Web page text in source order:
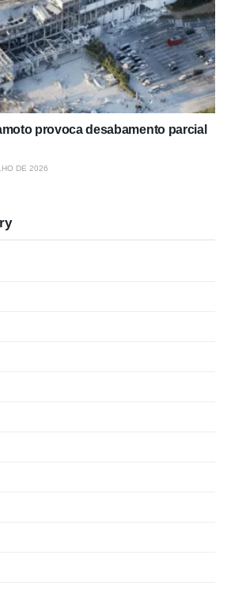
provoca desabamento parcial
DE 2026